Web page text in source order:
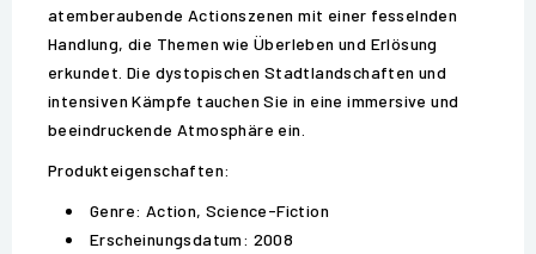
atemberaubende Actionszenen mit einer fesselnden
Handlung, die Themen wie Überleben und Erlösung
erkundet. Die dystopischen Stadtlandschaften und
intensiven Kämpfe tauchen Sie in eine immersive und
beeindruckende Atmosphäre ein.
Produkteigenschaften:
Genre: Action, Science-Fiction
Erscheinungsdatum: 2008